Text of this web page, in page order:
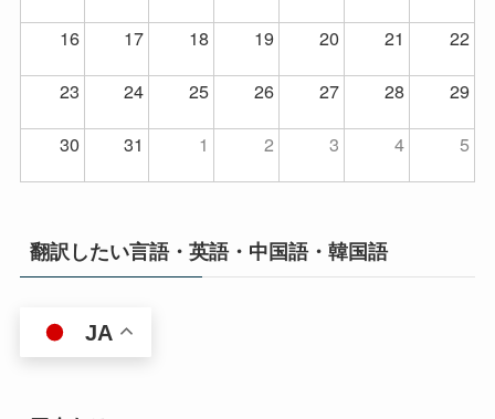
16
17 18 19 20 21
22
23
24 25 26 27 28
29
30
31 1 2 3 4 5
翻訳したい言語・英語・中国語・韓国語
JA